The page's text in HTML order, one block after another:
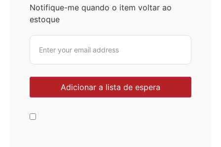
Notifique-me quando o item voltar ao
estoque